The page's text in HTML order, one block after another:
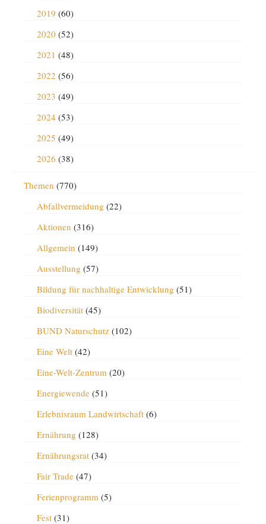
2019 (60)
2020 (52)
2021 (48)
2022 (56)
2023 (49)
2024 (53)
2025 (49)
2026 (38)
Themen (770)
Abfallvermeidung (22)
Aktionen (316)
Allgemein (149)
Ausstellung (57)
Bildung für nachhaltige Entwicklung (51)
Biodiversität(45)
BUND Naturschutz(102)
Eine Welt(42)
Eine-Welt-Zentrum (20)
Energiewende(51)
Erlebnisraum Landwirtschaft(6)
Ernährung (128)
Ernährungsrat(34)
Fair Trade(47)
Ferienprogramm (5)
Fest(31)